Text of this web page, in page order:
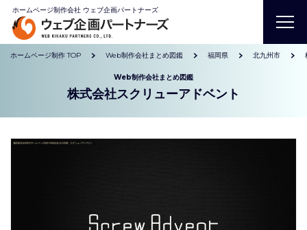
ホームページ制作会社 ウェブ企画パートナーズ
ホームページ制作 TOP Web制作会社まとめ図鑑 福岡県 北九州市
Web制作会社まとめ図鑑
株式会社スクリューアドベント